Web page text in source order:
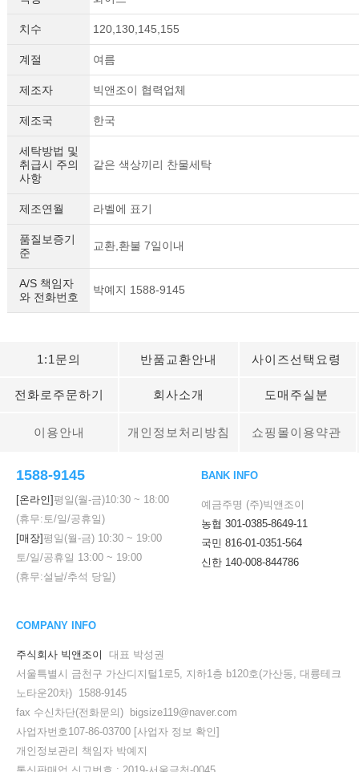
세요!
치수 120,130,145,155
계절 여름
제조자 빅앤조이 협력업체
제조국 한국
세탁방법 및
취급시 주의
사항
같은 색상끼리 찬물세탁
제조연월 라벨에 표기
품질보증기
준
교환,환불 7일이내
A/S 책임자
와 전화번호
박예지 1588-9145
1:1문의 반품교환안내 사이즈선택요령
전화로주문하기 회사소개 도매주실분
이용안내 개인정보처리방침 쇼핑몰이용약관
1588-9145
[온라인]평일(월-금)10:30 ~ 18:00
(휴무:토/일/공휴일)
[매장]평일(월-금) 10:30 ~ 19:00
토/일/공휴일 13:00 ~ 19:00
(휴무:설날/추석 당일)
BANK INFO
예금주명 (주)빅앤조이
농협 301-0385-8649-11
국민 816-01-0351-564
신한 140-008-844786
COMPANY INFO
주식회사 빅앤조이
대표 박성권
서울특별시 금천구 가산디지털1로5, 지하1층 b120호(가산동, 대륭테크
노타운20차) 1588-9145
fax 수신차단(전화문의) bigsize119@naver.com
사업자번호107-86-03700 [사업자 정보 확인]
개인정보관리 책임자 박예지